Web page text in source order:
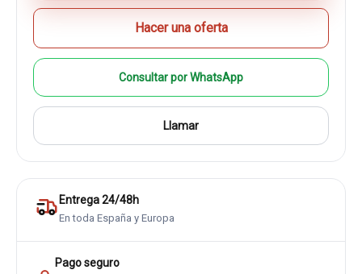
Hacer una oferta
Consultar por WhatsApp
Llamar
Entrega 24/48h
En toda España y Europa
Pago seguro